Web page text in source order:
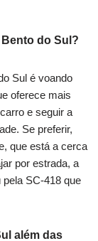
do Sul?
Sul é voando
oferece mais
e seguir a
Se preferir,
que está a cerca
por estrada, a
SC-418 que
além das